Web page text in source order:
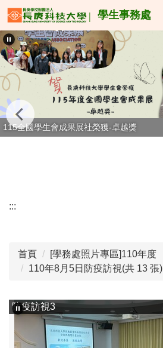
跳
到
主
要
內
容
學生事務處
115全國學生會成果展社榮獲-卓越獎
:::
首頁
[學務處照片專區]110年度
110年8月5日防疫訪視(共 13 張)
防疫訪視3